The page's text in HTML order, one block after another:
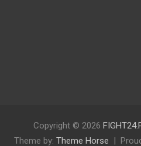
Copyright © 2026
Theme by: Theme Horse